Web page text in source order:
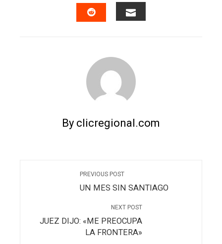
By clicregional.com
PREVIOUS POST
UN MES SIN SANTIAGO
NEXT POST
JUEZ DIJO: «ME PREOCUPA
LA FRONTERA»